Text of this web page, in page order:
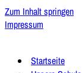
Zum Inhalt springen
Impressum
Startseite